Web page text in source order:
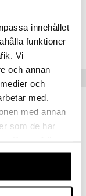
innehållet
funktioner
Vi
och annan
och
med.
med annan
som de har
vår webbplats.